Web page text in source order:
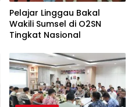
Pelajar Linggau Bakal
Wakili Sumsel di O2SN
Tingkat Nasional